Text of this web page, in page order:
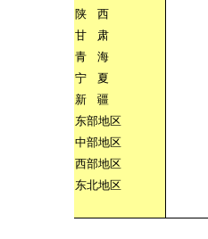
陕
西
甘
肃
青
海
宁
夏
新
疆
东部地区
中部地区
西部地区
东北地区